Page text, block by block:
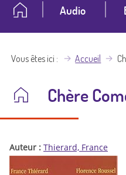
Audio
Vous êtes ici Accueil
Chère
Auteur : Thierard, France